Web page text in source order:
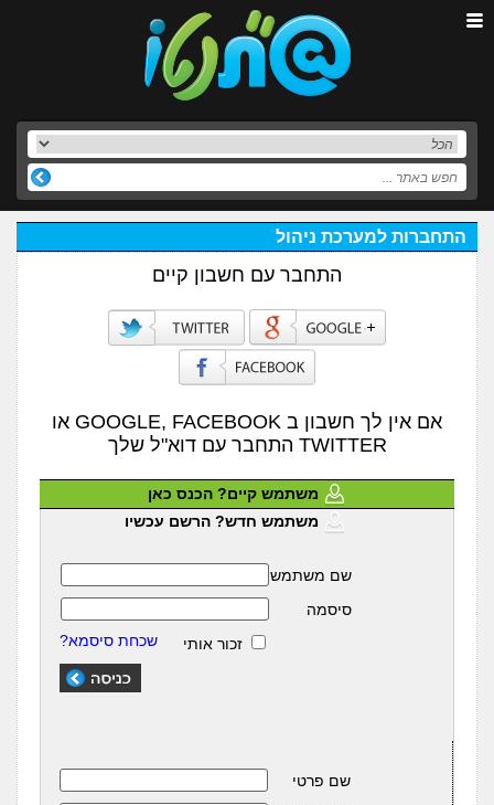
התחברות למערכת ניהול
התחבר עם חשבון קיים
אם אין לך חשבון ב GOOGLE, FACEBOOK או
TWITTER התחבר עם דוא"ל שלך
משתמש קיים? הכנס כאן
משתמש חדש? הרשם עכשיו
שם משתמש
סיסמה
זכור אותי
שכחת סיסמא?
שם פרטי